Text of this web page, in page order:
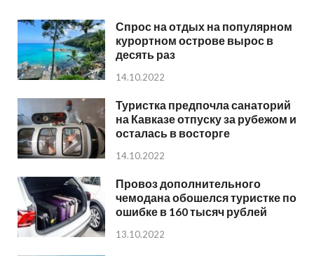
Спрос на отдых на популярном
курортном острове вырос в
десять раз
14.10.2022
Туристка предпочла санаторий
на Кавказе отпуску за рубежом и
осталась в восторге
14.10.2022
Провоз дополнительного
чемодана обошелся туристке по
ошибке в 160 тысяч рублей
13.10.2022